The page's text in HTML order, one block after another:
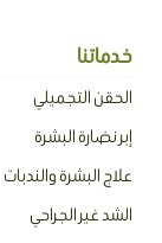
a
a
tخدماتنا
الحقن التجميلي
إبر نضارة البشرة
علاج البشرة والندبات
الشد غير الجراحي